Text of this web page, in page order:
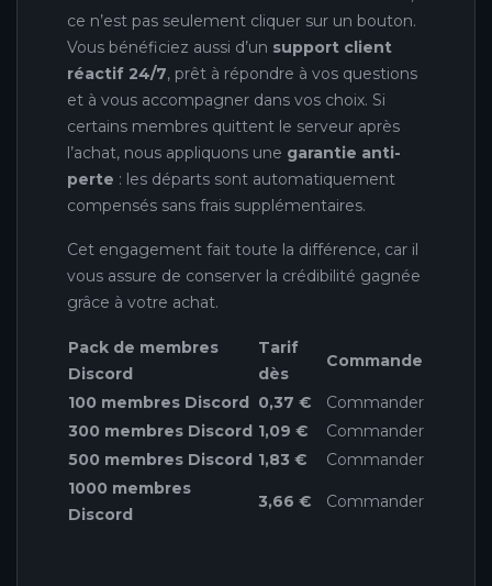
ce n’est pas seulement cliquer sur un bouton.
Vous bénéficiez aussi d’un support client
réactif 24/7, prêt à répondre à vos questions
et à vous accompagner dans vos choix. Si
certains membres quittent le serveur après
l’achat, nous appliquons une garantie anti-
perte : les départs sont automatiquement
compensés sans frais supplémentaires.
Cet engagement fait toute la différence, car il
vous assure de conserver la crédibilité gagnée
grâce à votre achat.
Pack de membres
Discord
Tarif
dès
Commande
100 membres Discord 0,37 €
Commander
300 membres Discord 1,09 €
Commander
500 membres Discord 1,83 €
Commander
1000 membres
Discord
3,66 € Commander